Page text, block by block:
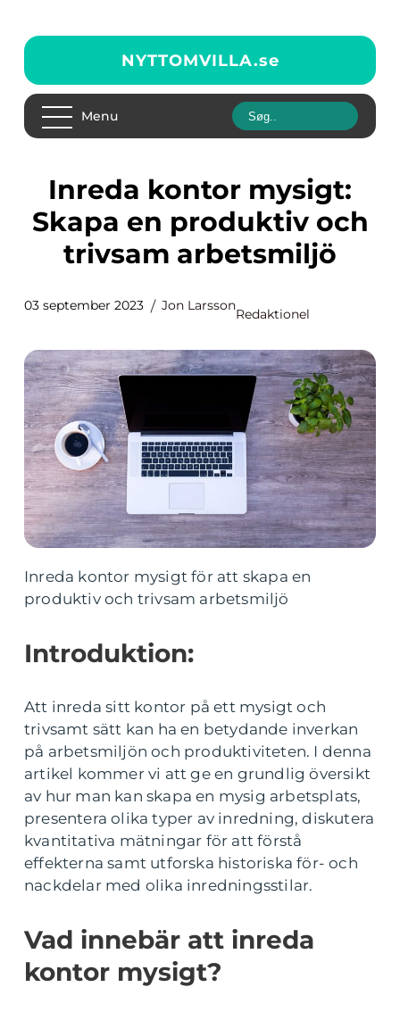
NYTTOMVILLA.se
Menu
Inreda kontor mysigt:
Skapa en produktiv och
trivsam arbetsmiljö
03 september 2023 Jon Larsson
Redaktionel
Inreda kontor mysigt för att skapa en
produktiv och trivsam arbetsmiljö
Introduktion:
Att inreda sitt kontor på ett mysigt och
trivsamt sätt kan ha en betydande inverkan
på arbetsmiljön och produktiviteten. I denna
artikel kommer vi att ge en grundlig översikt
av hur man kan skapa en mysig arbetsplats,
presentera olika typer av inredning, diskutera
kvantitativa mätningar för att förstå
effekterna samt utforska historiska för- och
nackdelar med olika inredningsstilar.
Vad innebär att inreda
kontor mysigt?